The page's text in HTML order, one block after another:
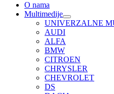
O nama
Multimedije
UNIVERZALNE
AUDI
ALFA
BMW
CITROEN
CHRYSLER
CHEVROLET
DS